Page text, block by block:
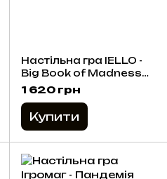
Настільна гра IELLO -
Big Book of Madness
(англ)
1 620 грн
Купити